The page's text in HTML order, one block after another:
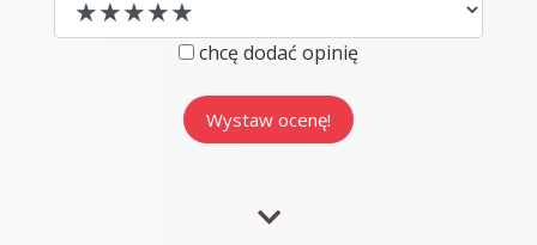
chcę dodać opinię